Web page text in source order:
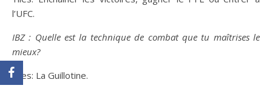
l’UFC.
IBZ : Quelle est la technique de combat que tu maîtrises le
mieux?
Ylies: La Guillotine.